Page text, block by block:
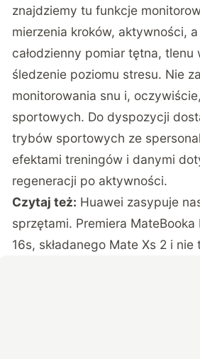
znajdziemy tu funkcje
mierzenia kroków, aktywności,
całodzienny pomiar tętna, tlenu
śledzenie poziomu stresu. Nie
monitorowania snu i,
sportowych. Do dyspozycji
trybów sportowych ze
efektami treningów i danymi
regeneracji po aktywności.
Czytaj też: Huawei zasypuje
sprzętami. Premiera MateBooka
16s, składanego Mate Xs 2 i nie